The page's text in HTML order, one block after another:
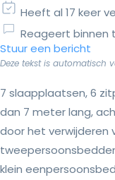
Heeft al 17 keer
Reageert binnen
Stuur een bericht
Deze tekst is automatisch
7 slaapplaatsen, 6
dan 7 meter lang,
door het verwijderen
klein